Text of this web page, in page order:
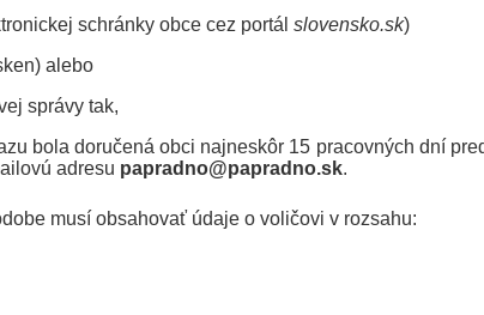
schránky obce cez portál slovensko.sk)
alebo
správy tak,
bola doručená obci najneskôr 15 pracovných dní
adresu papradno@papradno.sk.
musí obsahovať údaje o voličovi v rozsahu: